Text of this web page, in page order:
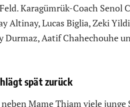
Karagümrük-Coach Senol
Altinay, Lucas Biglia, Zeki
Durmaz, Aatif Chahechouhe
spät zurück
Mame Thiam viele junge